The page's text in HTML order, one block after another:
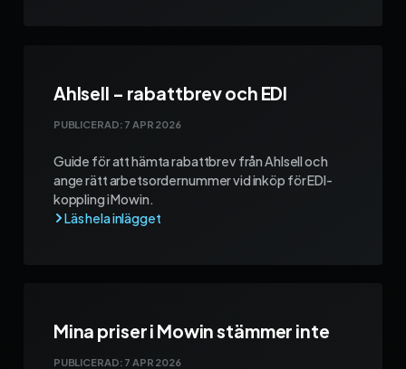
Ahlsell – rabattbrev och EDI
PUBLICERAD: 7 APR 2026
Guide för att hämta rabattbrev från Ahlsell och
ange rätt arbetsordernummer vid inköp för EDI-
koppling i Mowin.
Mina priser i Mowin stämmer inte
PUBLICERAD: 7 APR 2026